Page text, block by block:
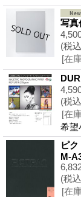
写
(税込
[在
(税込
[在
希望
ピ
M-
(税込
[在